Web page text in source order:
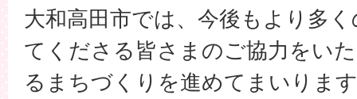
大和高田市では、今後もより多
てくださる皆さまのご協力をい
るまちづくりを進めてまいりま